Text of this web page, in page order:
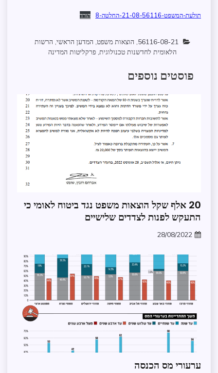
תולעת-המשפט-21-08-56116-החלטה-8 הורד
56116-08-21
, הוצאות משפט, המדען הראשי, הרשות
הלאומית לחדשנות טכנולוגית, פרקליטות המדינה
פוסטים נוספים
חופש
מידע
עתירת
מידע
20 אלף שקל הוצאות משפט נגד ביטוח לאומי כי
התעקש לפנות לצדדים שלישיים
28/08/2022
חדשות
ערעורי מס הכנסה